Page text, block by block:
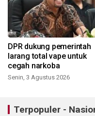
DPR dukung pemerintah
larang total vape untuk
cegah narkoba
Senin, 3 Agustus 2026
Terpopuler -